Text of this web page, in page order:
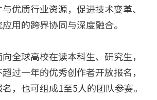
优质行业资源，促进技术变革、
用的跨界协同与深度融合。
球高校在读本科生、研究生，
过一年的优秀创作者开放报名，
，也可组成1至5人的团队参赛。